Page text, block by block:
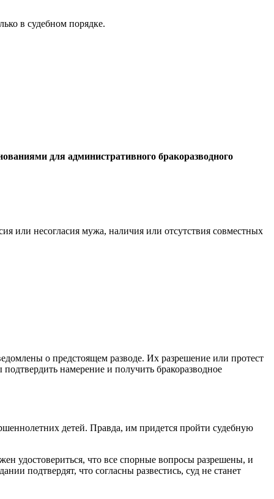
в судебном порядке.
для административного бракоразводного
или несогласия мужа, наличия или отсутствия совместных
о предстоящем разводе. Их разрешение или протест
намерение и получить бракоразводное
детей. Правда, им придется пройти судебную
удостовериться, что все спорные вопросы разрешены, и
подтвердят, что согласны развестись, суд не станет